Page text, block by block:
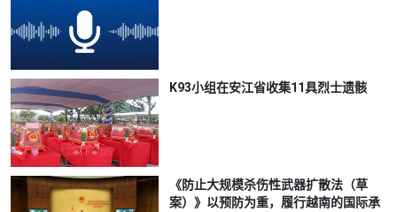
K93小组在安江省收集11具烈士遗骸
《防止大规模杀伤性武器扩散法（草
案）》以预防为重，履行越南的国际承